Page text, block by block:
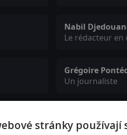
Nabil
Le rédacteur en
Grégoire
Un journaliste
L'infirmier
stránky používají